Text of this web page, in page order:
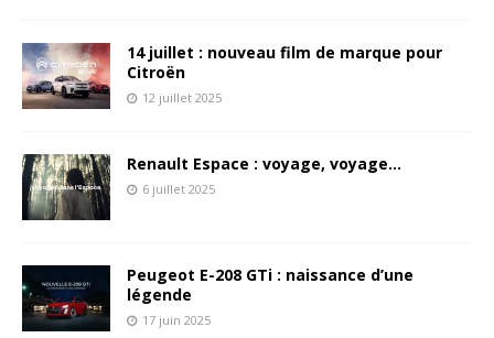
14 juillet : nouveau film de marque pour
Citroën
12 juillet 2025
Renault Espace : voyage, voyage…
6 juillet 2025
Peugeot E-208 GTi : naissance d’une
légende
17 juin 2025